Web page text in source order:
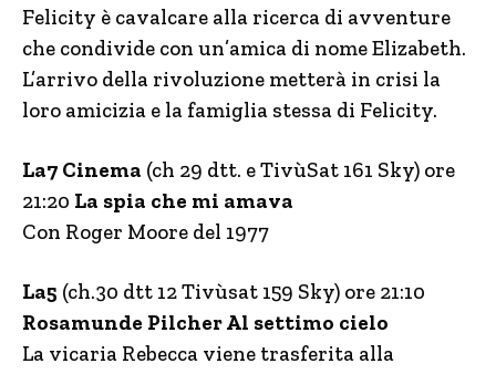
Felicity è cavalcare alla ricerca di avventure
che condivide con un’amica di nome Elizabeth.
L’arrivo della rivoluzione metterà in crisi la
loro amicizia e la famiglia stessa di Felicity.
La7 Cinema (ch 29 dtt. e TivùSat 161 Sky) ore
21:20 La spia che mi amava
Con Roger Moore del 1977
La5 (ch.30 dtt 12 Tivùsat 159 Sky) ore 21:10
Rosamunde Pilcher Al settimo cielo
La vicaria Rebecca viene trasferita alla